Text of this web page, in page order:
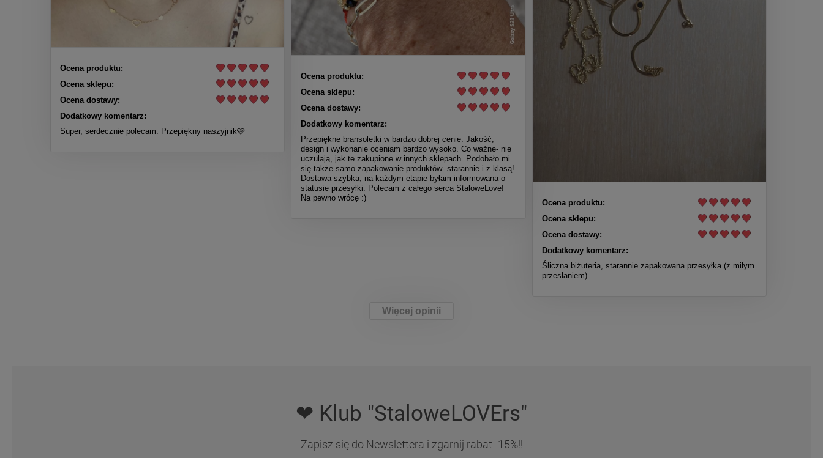
Ocena produktu:
Ocena sklepu:
Ocena dostawy:
Dodatkowy komentarz:
Śliczna biżuteria, starannie zapakowana przesyłka (z miłym
przesłaniem).
Ocena produktu:
Ocena sklepu:
Ocena dostawy:
Dodatkowy komentarz:
Przepiękne bransoletki w bardzo dobrej cenie. Jakość,
design i wykonanie oceniam bardzo wysoko. Co ważne- nie
uczulają, jak te zakupione w innych sklepach. Podobało mi
się także samo zapakowanie produktów- starannie i z klasą!
Dostawa szybka, na każdym etapie byłam informowana o
statusie przesyłki. Polecam z całego serca StaloweLove!
Na pewno wrócę :)
Ocena produktu:
Ocena sklepu:
Ocena dostawy:
Dodatkowy komentarz:
Super, serdecznie polecam. Przepiękny naszyjnik🩷
Więcej opinii
❤ Klub "StaloweLOVErs"
Zapisz się do Newslettera i zgarnij rabat -15%!!